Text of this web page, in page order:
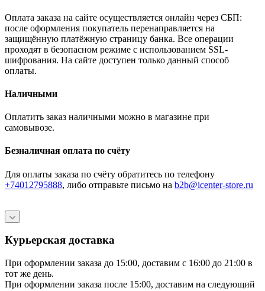
Оплата заказа на сайте осуществляется онлайн через СБП:
после оформления покупатель перенаправляется на
защищённую платёжную страницу банка. Все операции
проходят в безопасном режиме с использованием SSL-
шифрования. На сайте доступен только данный способ
оплаты.
Наличными
Оплатить заказ наличными можно в магазине при
самовывозе.
Безналичная оплата по счёту
Для оплаты заказа по счёту обратитесь по телефону
+74012795888, либо отправьте письмо на b2b@icenter-store.ru
Курьерская доставка
При оформлении заказа до 15:00, доставим с 16:00 до 21:00 в
тот же день.
При оформлении заказа после 15:00, доставим на следующий